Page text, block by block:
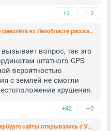
+2 –3
Пилоты потерпевшего крушение самолёта из Ленобласти рассказали, как выживали в сибирской тайге
вопрос, так это
штатного GPS
вероятностью
с землей не смогли
крушения.
+42 –0
Не работающие из-за сбоя в Петербурге сайты открывались с VPN. Что это значит?